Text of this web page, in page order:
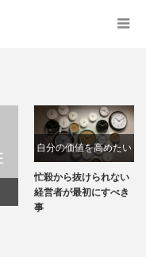
自分の価値を高めたい
忙殺から抜けられない
経営者が最初にすべき
事